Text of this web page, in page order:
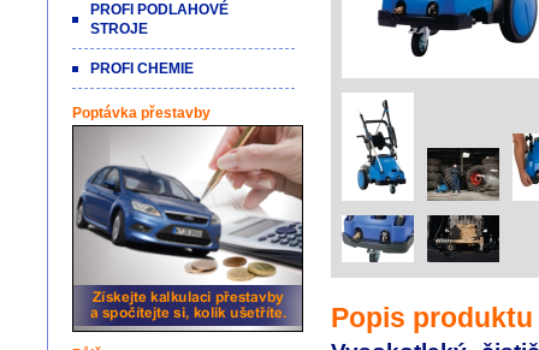
Popis produktu
PROFI PODLAHOVÉ
STROJE
PROFI CHEMIE
Poptávka přestavby